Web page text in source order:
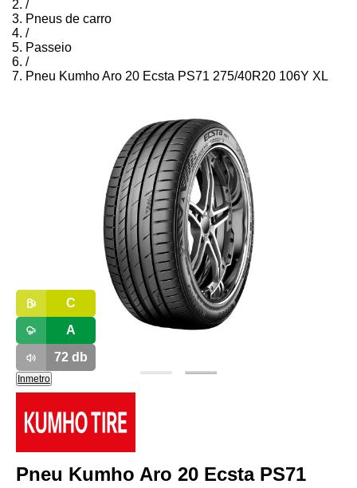
/
Pneus de carro
/
Passeio
/
Pneu Kumho Aro 20 Ecsta PS71 275/40R20 106Y XL
C
A
72db
Inmetro
Pneu Kumho Aro 20 Ecsta PS71